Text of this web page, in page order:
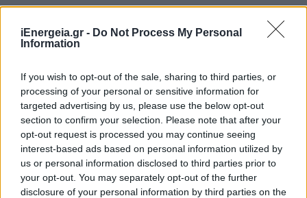
iEnergeia.gr - Do Not Process My Personal
Information
If you wish to opt-out of the sale, sharing to third parties, or
processing of your personal or sensitive information for
targeted advertising by us, please use the below opt-out
section to confirm your selection. Please note that after your
opt-out request is processed you may continue seeing
interest-based ads based on personal information utilized by
us or personal information disclosed to third parties prior to
your opt-out. You may separately opt-out of the further
disclosure of your personal information by third parties on the
CRI ΒΙΩΣΙΜΟΤΗΤΑ
ΜΙΚΡΟΜΕΣΑΙΕΣ ΕΠΙΧΕΙΡΗΣΕΙΣ